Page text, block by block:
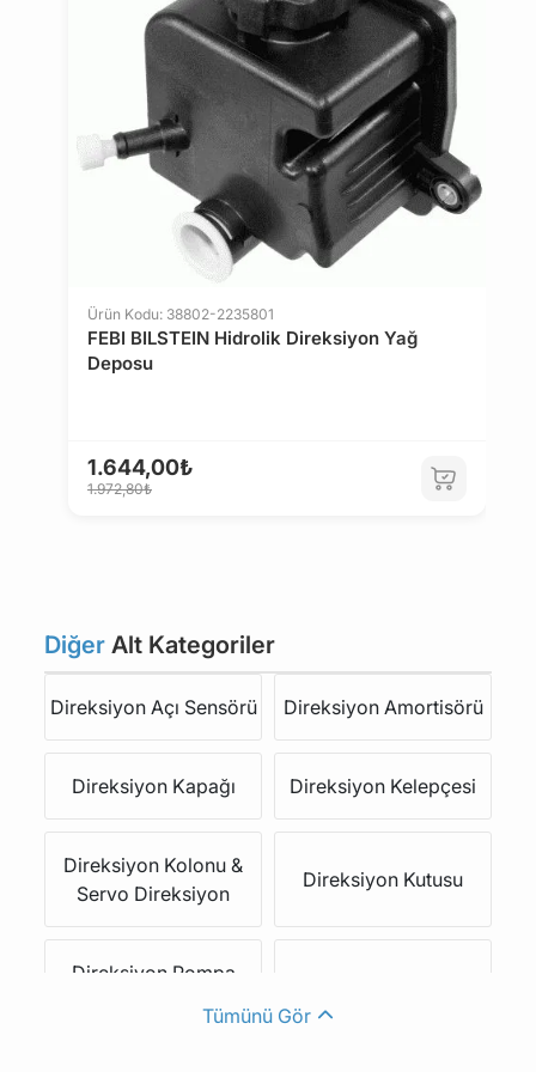
VOLVO VOLKSWAGEN
CHEVROLET DACIA
SSANGYONG PIAGGIO
HYUNDAI
TRABANT LAMBORGHINI
FORD USA
LOTUS ALPINE
BENTLEY BUICK
LEXUS MEGA
Ürün Kodu: 38802-2235801
FEBI BILSTEIN Hidrolik Direksiyon Yağ
Deposu
1.644,00₺
1.972,80₺
Diğer Alt Kategoriler
Direksiyon Açı Sensörü Direksiyon Amortisörü
Direksiyon Kapağı Direksiyon Kelepçesi
Direksiyon Kolonu &
Servo Direksiyon
Direksiyon Kutusu
Direksiyon Pompa
Tümünü Gör